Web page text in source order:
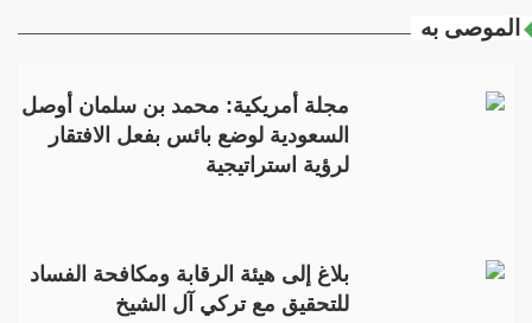
الموصى به
مجلة أمريكية: محمد بن سلمان أوصل
السعودية لوضع بائس بفعل الافتقار
لرؤية استراتيجية
بلاغ إلى هيئة الرقابة ومكافحة الفساد
للتحقيق مع تركي آل الشيخ